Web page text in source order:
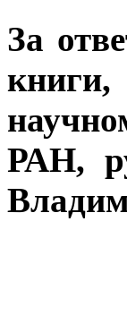
За
РАН,